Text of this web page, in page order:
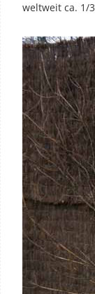
weltweit ca. 1/